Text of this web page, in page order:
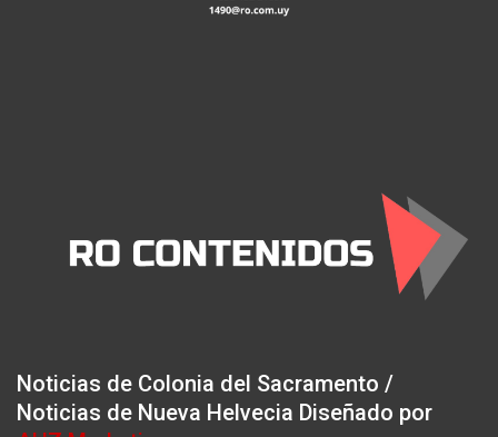
Noticias de Colonia del Sacramento /
Noticias de Nueva Helvecia Diseñado por